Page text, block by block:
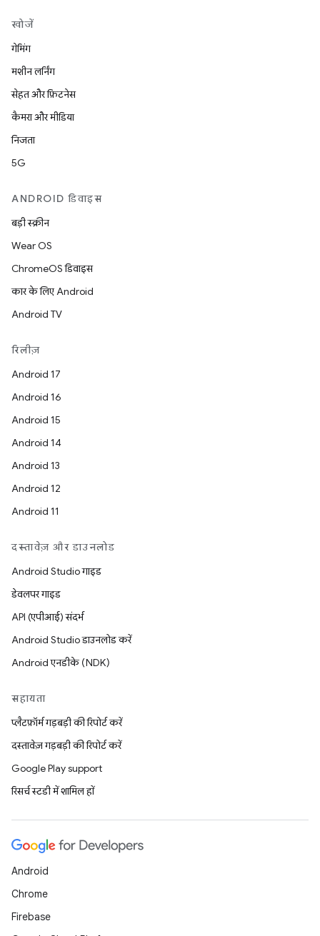
खोजें
गेमिंग
मशीन लर्निंग
सेहत और फ़िटनेस
कैमरा और मीडिया
निजता
5G
ANDROID डिवाइस
बड़ी स्क्रीन
Wear OS
ChromeOS डिवाइस
कार के लिए Android
Android TV
रिलीज़
Android 17
Android 16
Android 15
Android 14
Android 13
Android 12
Android 11
दस्तावेज़ और डाउनलोड
Android Studio गाइड
डेवलपर गाइड
API (एपीआई) संदर्भ
Android Studio डाउनलोड करें
Android एनडीके (NDK)
सहायता
प्लैटफ़ॉर्म गड़बड़ी की रिपोर्ट करें
दस्तावेज़ गड़बड़ी की रिपोर्ट करें
Google Play support
रिसर्च स्टडी में शामिल हों
Android
Chrome
Firebase